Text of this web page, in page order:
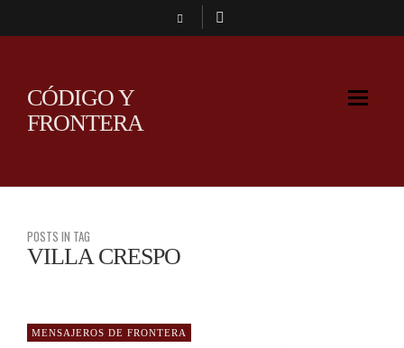
CÓDIGO Y
FRONTERA
POSTS IN TAG
VILLA CRESPO
MENSAJEROS DE FRONTERA